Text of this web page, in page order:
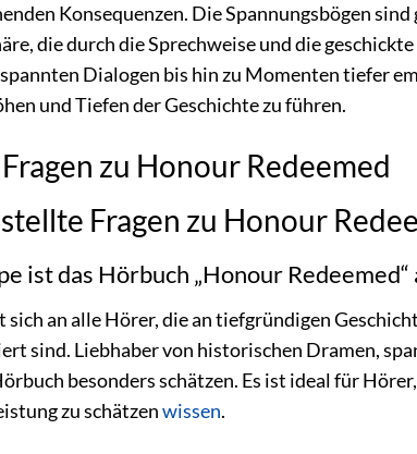
Konsequenzen. Die Spannungsbögen
die durch die Sprechweise und die
Dialogen bis hin zu Momenten tiefer
und Tiefen der Geschichte zu führen.
zu Honour Redeemed
Fragen zu Honour
ist das Hörbuch „Honour
an alle Hörer, die an tiefgründigen
sind. Liebhaber von historischen Dramen,
besonders schätzen. Es ist ideal für
zu schätzenwissen.